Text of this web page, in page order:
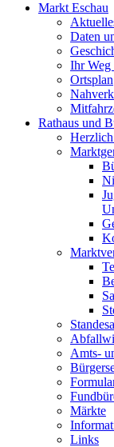
Markt Eschau
Daten
Ihr Weg
Ortsplan
Rathaus und
Amts-
Märkte
Links